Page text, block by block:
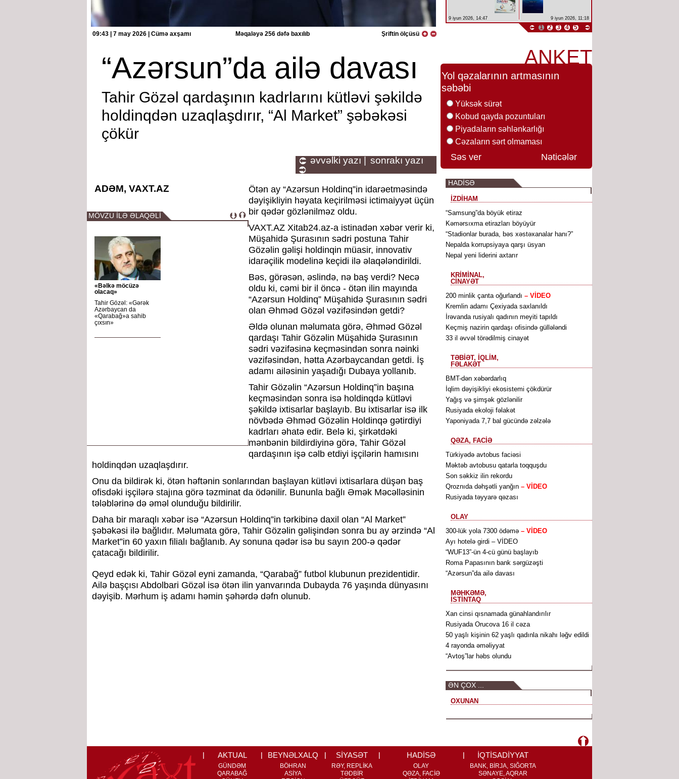
09:43 | 7 may 2026 | Cümə axşamı Məqaləyə 256 dəfə baxılıb Şriftin ölçüsü
“Azərsun”da ailə davası
Tahir Gözəl qardaşının kadrlarını kütləvi şəkildə
holdinqdən uzaqlaşdırır, “Al Market” şəbəkəsi
çökür
əvvəlki yazı | sonrakı yazı
ADƏM, VAXT.AZ
MÖVZU İLƏ ƏLAQƏLİ
«Bəlkə möcüzə
olacaq»
Tahir Gözəl: «Gərək
Azərbaycan da
«Qarabağ»a sahib
çıxsın»
Ötən ay “Azərsun Holdinq”in idarəetməsində
dəyişikliyin həyata keçirilməsi ictimaiyyət üçün
bir qədər gözlənilməz oldu.
VAXT.AZ Xitab24.az-a istinadən xəbər verir ki,
Müşahidə Şurasının sədri postuna Tahir
Gözəlin gəlişi holdinqin müasir, innovativ
idarəçilik modelinə keçidi ilə əlaqələndirildi.
Bəs, görəsən, əslində, nə baş verdi? Necə
oldu ki, cəmi bir il öncə - ötən ilin mayında
“Azərsun Holdinq” Müşahidə Şurasının sədri
olan Əhməd Gözəl vəzifəsindən getdi?
Əldə olunan məlumata görə, Əhməd Gözəl
qardaşı Tahir Gözəlin Müşahidə Şurasının
sədri vəzifəsinə keçməsindən sonra nəinki
vəzifəsindən, hətta Azərbaycandan getdi. İş
adamı ailəsinin yaşadığı Dubaya yollanıb.
Tahir Gözəlin “Azərsun Holdinq”in başına
keçməsindən sonra isə holdinqdə kütləvi
şəkildə ixtisarlar başlayıb. Bu ixtisarlar isə ilk
növbədə Əhməd Gözəlin Holdinqə gətirdiyi
kadrları əhatə edir. Belə ki, şirkətdəki
mənbənin bildirdiyinə görə, Tahir Gözəl
qardaşının işə cəlb etdiyi işçilərin hamısını
holdinqdən uzaqlaşdırır.
Onu da bildirək ki, ötən həftənin sonlarından başlayan kütləvi ixtisarlara düşən baş
ofisdəki işçilərə stajına görə təzminat da ödənilir. Bununla bağlı Əmək Məcəlləsinin
tələblərinə də əməl olunduğu bildirilir.
Daha bir maraqlı xəbər isə “Azərsun Holdinq”in tərkibinə daxil olan “Al Market”
şəbəkəsi ilə bağlıdır. Məlumata görə, Tahir Gözəlin gəlişindən sonra bu ay ərzində “Al
Market”in 60 yaxın filialı bağlanıb. Ay sonuna qədər isə bu sayın 200-ə qədər
çatacağı bildirilir.
Qeyd edək ki, Tahir Gözəl eyni zamanda, “Qarabağ” futbol klubunun prezidentidir.
Ailə başçısı Abdolbari Gözəl isə ötən ilin yanvarında Dubayda 76 yaşında dünyasını
dəyişib. Mərhum iş adamı həmin şəhərdə dəfn olunub.
9 iyun 2026, 14:47 9 iyun 2026, 11:18
1 2 3 4 5
ANKET
Yol qəzalarının artmasının
səbəbi
Yüksək sürət
Kobud qayda pozuntuları
Piyadaların səhlənkarlığı
Cəzaların sərt olmaması
Səs ver Nəticələr
HADİSƏ
İZDİHAM
“Samsung”da böyük etiraz
Kəmərsıxma etirazları böyüyür
“Stadionlar burada, bəs xəstəxanalar hanı?”
Nepalda korrupsiyaya qarşı üsyan
Nepal yeni liderini axtarır
KRİMİNAL,
CİNAYƏT
200 minlik çanta oğurlandı – VİDEO
Kremlin adamı Çexiyada saxlanıldı
İrəvanda rusiyalı qadının meyiti tapıldı
Keçmiş nazirin qardaşı ofisində güllələndi
33 il əvvəl törədilmiş cinayət
TƏBİƏT, İQLİM,
FƏLAKƏT
BMT-dən xəbərdarlıq
İqlim dəyişikliyi ekosistemi çökdürür
Yağış və şimşək gözlənilir
Rusiyada ekoloji fəlakət
Yaponiyada 7,7 bal gücündə zəlzələ
QƏZA, FACİƏ
Türkiyədə avtobus faciəsi
Məktəb avtobusu qatarla toqquşdu
Son səkkiz ilin rekordu
Qroznıda dəhşətli yanğın – VİDEO
Rusiyada təyyarə qəzası
OLAY
300-lük yola 7300 ödəmə – VİDEO
Ayı hotelə girdi – VİDEO
“WUF13”-ün 4-cü günü başlayıb
Roma Papasının bank sərgüzəşti
“Azərsun”da ailə davası
MƏHKƏMƏ,
İSTİNTAQ
Xan cinsi qısnamada günahlandırılır
Rusiyada Orucova 16 il cəza
50 yaşlı kişinin 62 yaşlı qadınla nikahı ləğv edildi
4 rayonda əməliyyat
“Avtoş”lar həbs olundu
ƏN ÇOX ...
OXUNAN
AKTUAL
GÜNDƏM
QARABAĞ
BEYNƏLXALQ
BÖHRAN
ASİYA
SİYASƏT
RƏY, REPLİKA
TƏDBİR
HADİSƏ
OLAY
QƏZA, FACİƏ
İQTİSADİYYAT
BANK, BİRJA, SIĞORTA
SƏNAYE, AQRAR